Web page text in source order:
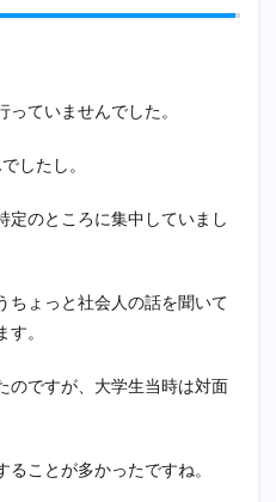
ていませんでした。
したし。
のところに集中していまし
ちょっと社会人の話を聞いて
。
のですが、大学生当時は対面
ことが多かったですね。